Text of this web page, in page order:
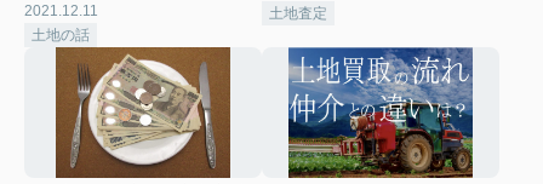
2021.12.11
土地の話
土地査定